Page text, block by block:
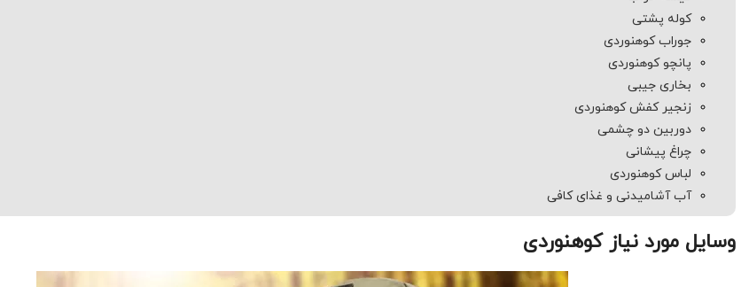
کوله پشتی
جوراب کوهنوردی
پانچو کوهنوردی
بخاری جیبی
زنجیر کفش کوهنوردی
دوربین دو چشمی
چراغ پیشانی
لباس کوهنوردی
آب آشامیدنی و غذای کافی
وسایل مورد نیاز کوهنوردی